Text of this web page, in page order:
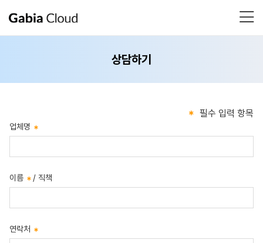
상담하기
필수 입력 항목
업체명
이름 / 직책
연락처